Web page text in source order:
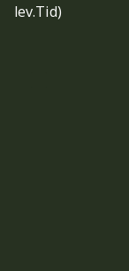
lev.Tid)